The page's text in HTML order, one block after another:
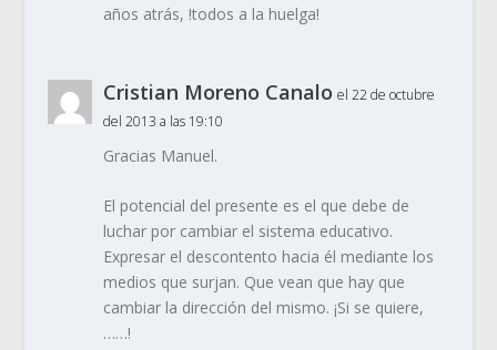
años atrás, !todos a la huelga!
Cristian Moreno Canalo el 22 de octubre
del 2013 a las 19:10
Gracias Manuel.
El potencial del presente es el que debe de
luchar por cambiar el sistema educativo.
Expresar el descontento hacia él mediante los
medios que surjan. Que vean que hay que
cambiar la dirección del mismo. ¡Si se quiere,
……!